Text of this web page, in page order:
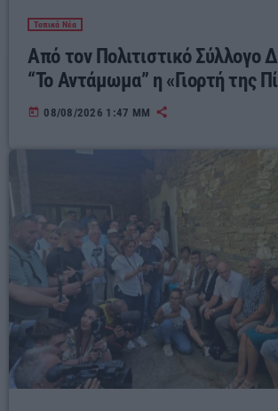
Τοπικά Νέα
Από τον Πολιτιστικό Σύλλογο
“Το Αντάμωμα” η «Γιορτή της
today 08/08/2026 1:47 ΜΜ